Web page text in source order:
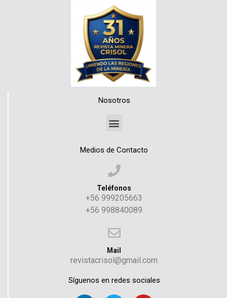
Nosotros
Medios de Contacto
Teléfonos
+56 999205663
+56 998840089
Mail
revistacrisol@gmail.com
Síguenos en redes sociales